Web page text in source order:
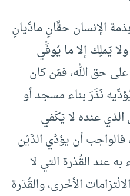
الإنسان حقَّانِ مادِّيانِ
ولا يَملِك إلا ما يُوفِّي
حق الله، فمَن كان
نَذَرَ بناء مسجد أو
الذي عنده لا يَكْفي
فالواجب أن يؤدِّي الدَّيْن
به عند القُدْرة التي لا
الأخْرى، والقُدْرة